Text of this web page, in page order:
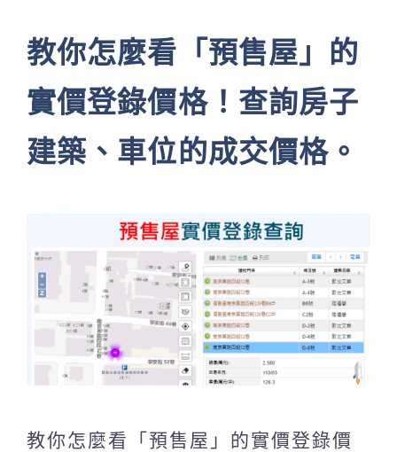
教你怎麼看「預售屋」的
實價登錄價格！查詢房子
建築、車位的成交價格。
教你怎麼看「預售屋」的實價登錄價